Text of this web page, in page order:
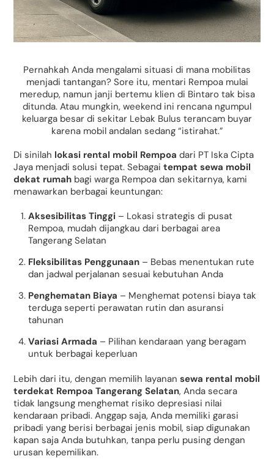
Pernahkah Anda mengalami situasi di mana mobilitas
menjadi tantangan? Sore itu, mentari Rempoa mulai
meredup, namun janji bertemu klien di Bintaro tak bisa
ditunda. Atau mungkin, weekend ini rencana ngumpul
keluarga besar di sekitar Lebak Bulus terancam buyar
karena mobil andalan sedang “istirahat.”
Di sinilah lokasi rental mobil Rempoa dari PT Iska Cipta
Jaya menjadi solusi tepat. Sebagaitempat sewa mobil
dekat rumah bagi warga Rempoa dan sekitarnya, kami
menawarkan berbagai keuntungan:
Aksesibilitas Tinggi – Lokasi strategis di pusat
Rempoa, mudah dijangkau dari berbagai area
Tangerang Selatan
Fleksibilitas Penggunaan – Bebas menentukan rute
dan jadwal perjalanan sesuai kebutuhan Anda
Penghematan Biaya – Menghemat potensi biaya tak
terduga seperti perawatan rutin dan asuransi
tahunan
Variasi Armada – Pilihan kendaraan yang beragam
untuk berbagai keperluan
Lebih dari itu, dengan memilih layanansewa rental mobil
terdekat Rempoa Tangerang Selatan, Anda secara
tidak langsung menghemat risiko depresiasi nilai
kendaraan pribadi. Anggap saja, Anda memiliki garasi
pribadi yang berisi berbagai jenis mobil, siap digunakan
kapan saja Anda butuhkan, tanpa perlu pusing dengan
urusan kepemilikan.